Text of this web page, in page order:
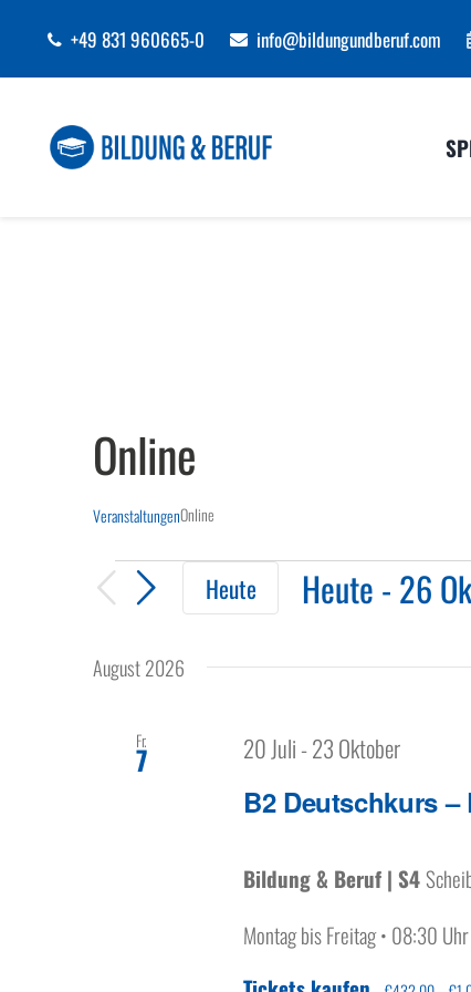
springen
+49 831 960665-0 info@bildungundberuf.com
Online
VeranstaltungenOnline
Veranstaltungen
Heute Heute - 26
wählen.
August 2026
Fr.
7
B2 Deutschkurs
20 Juli-23 Oktober
Bildung & Beruf | S4
Montag bis Freitag • 08:30